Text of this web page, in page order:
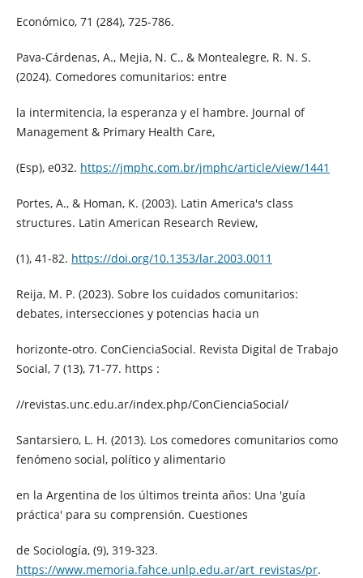
Económico, 71 (284), 725-786.
Pava-Cárdenas, A., Mejia, N. C., & Montealegre, R. N. S.
(2024). Comedores comunitarios: entre
la intermitencia, la esperanza y el hambre. Journal of
Management & Primary Health Care,
(Esp), e032. https://jmphc.com.br/jmphc/article/view/1441
Portes, A., & Homan, K. (2003). Latin America's class
structures. Latin American Research Review,
(1), 41-82. https://doi.org/10.1353/lar.2003.0011
Reija, M. P. (2023). Sobre los cuidados comunitarios:
debates, intersecciones y potencias hacia un
horizonte-otro. ConCienciaSocial. Revista Digital de Trabajo
Social, 7 (13), 71-77. https :
//revistas.unc.edu.ar/index.php/ConCienciaSocial/
Santarsiero, L. H. (2013). Los comedores comunitarios como
fenómeno social, político y alimentario
en la Argentina de los últimos treinta años: Una 'guía
práctica' para su comprensión. Cuestiones
de Sociología, (9), 319-323.
https://www.memoria.fahce.unlp.edu.ar/art_revistas/pr.